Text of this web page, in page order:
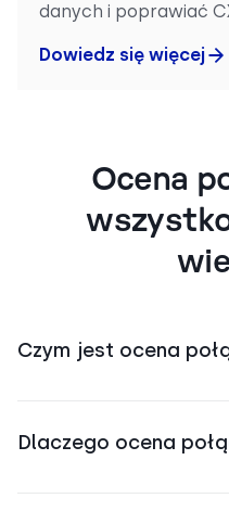
danych i poprawiać
Dowiedz się więcej
Ocena
Czym jest ocena
Dlaczego ocena